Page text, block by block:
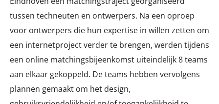
tussen techneuten en ontwerpers. Na een oproep
voor ontwerpers die hun expertise in willen zetten om
een internetproject verder te brengen, werden tijdens
een online matchingsbijeenkomst uiteindelijk 8 teams
aan elkaar gekoppeld. De teams hebben vervolgens
plannen gemaakt om het design,